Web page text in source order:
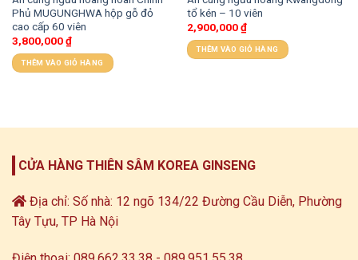
Phủ MUGUNGHWA hộp gỗ đỏ
cao cấp 60 viên
3,800,000₫
THÊM VÀO GIỎ HÀNG
tổ kén – 10 viên
2,900,000₫
THÊM VÀO GIỎ HÀNG
CỬA HÀNG THIÊN SÂM KOREA GINSENG
Địa chỉ: Số nhà: 12 ngõ 134/22 Đường Cầu Diễn, Phường
Tây Tựu, TP Hà Nội